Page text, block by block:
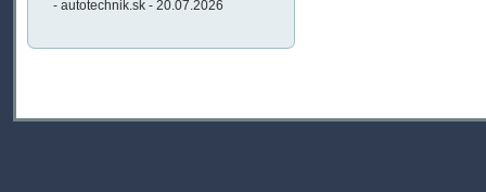
- autotechnik.sk - 20.07.2026